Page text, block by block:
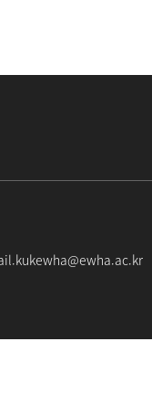
kukewha@ewha.ac.kr